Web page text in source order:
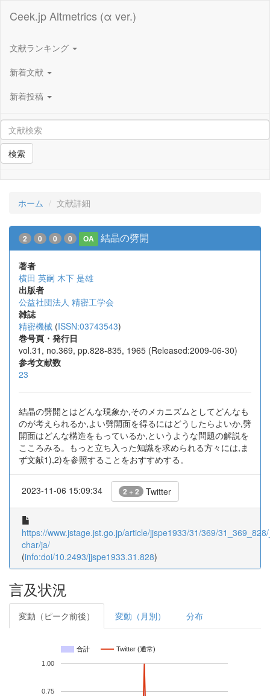
Ceek.jp Altmetrics (α ver.)
文献ランキング
新着文献
新着投稿
検索
ホーム 文献詳細
2 0 0 0 OA 結晶の劈開
著者
横田 英嗣 木下 是雄
出版者
公益社団法人 精密工学会
雑誌
精密機械 (ISSN:03743543)
巻号頁・発行日
vol.31, no.369, pp.828-835, 1965 (Released:2009-06-30)
参考文献数
23
結晶の劈開とはどんな現象か,そのメカニズムとしてどんなも
のが考えられるか,よい劈開面を得るにはどうしたらよいか,劈
開面はどんな構造をもっているか,というような問題の解説を
こころみる。もっと立ち入った知識を求められる方々には,ま
ず文献1),2)を参照することをおすすめする。
2023-11-06 15:09:34 2 + 2 Twitter
https://www.jstage.jst.go.jp/article/jjspe1933/31/369/
char/ja/
(info:doi/10.2493/jjspe1933.31.828)
言及状況
変動（ピーク前後） 変動（月別） 分布
合計 Twitter (通常)
0.75
1.00